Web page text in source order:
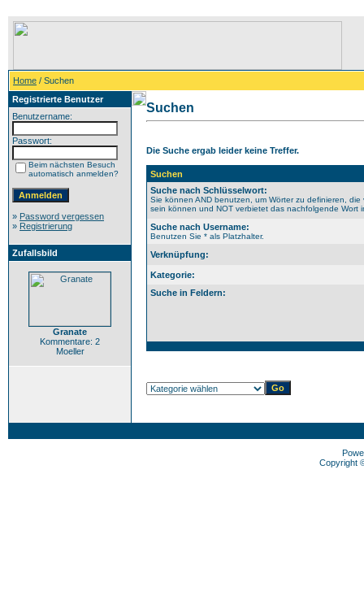
Home / Suchen
Registrierte Benutzer
Benutzername:
Passwort:
Beim nächsten Besuch
automatisch anmelden?
» Password vergessen
» Registrierung
Zufallsbild
Granate
Kommentare: 2
Moeller
Suchen
Die Suche ergab leider keine Treffer.
Suchen
Suche nach Schlüsselwort:
Sie können AND benutzen, um Wörter zu definieren,
sein können und NOT verbietet das nachfolgende Wort
Suche nach Username:
Benutzen Sie * als Platzhalter.
Verknüpfung:
Kategorie:
Suche in Feldern:
Copyright